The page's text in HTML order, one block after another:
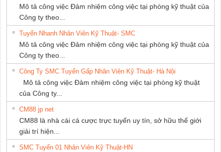
Mô tả công việc Đảm nhiệm công việc tại phòng kỹ thuật của
Công ty theo...
Tuyển Nhanh Nhân Viên Kỹ Thuật- SMC
Mô tả công việc Đảm nhiệm công việc tại phòng kỹ thuật của
Công ty theo...
Công Ty SMC Tuyển Gấp Nhân Viên Kỹ Thuật- Hà Nội
Mô tả công việc Đảm nhiệm công việc tại phòng kỹ thuật
của Công ty...
CM88 jp net
CM88 là nhà cái cá cược trực tuyến uy tín, sở hữu thế giới
giải trí hiện...
SMC Tuyển 01 Nhân Viên Kỹ Thuật-HN